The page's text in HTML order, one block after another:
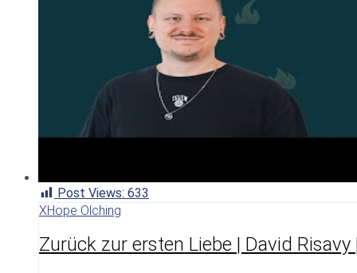
Post Views: 633
XHope Olching
Zurück zur ersten Liebe | David